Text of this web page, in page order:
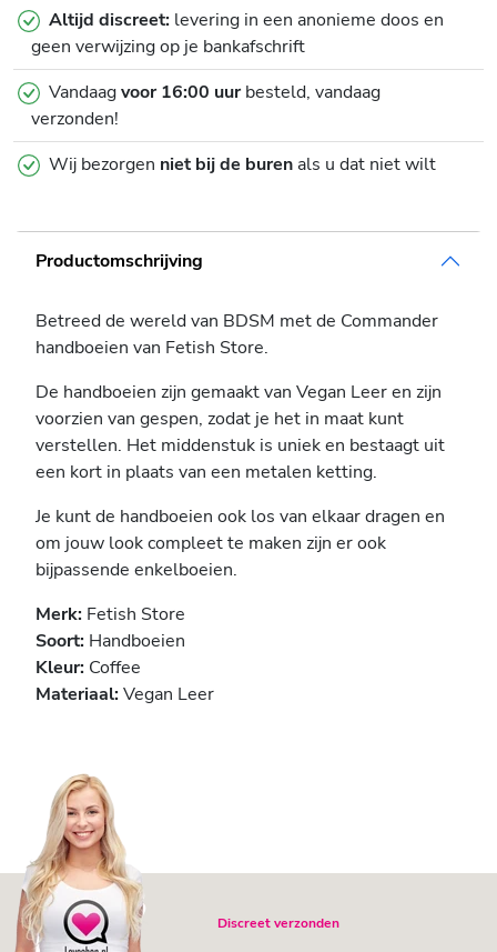
Altijd discreet: levering in een anonieme doos en
geen verwijzing op je bankafschrift
Vandaagvoor 16:00 uurbesteld, vandaag
verzonden!
Wij bezorgen niet bij de burenals u dat niet wilt
Productomschrijving
Betreed de wereld van BDSM met de Commander
handboeien van Fetish Store.
De handboeien zijn gemaakt van Vegan Leer en zijn
voorzien van gespen, zodat je het in maat kunt
verstellen. Het middenstuk is uniek en bestaagt uit
een kort in plaats van een metalen ketting.
Je kunt de handboeien ook los van elkaar dragen en
om jouw look compleet te maken zijn er ook
bijpassende enkelboeien.
Merk: Fetish Store
Soort: Handboeien
Kleur: Coffee
Materiaal:Vegan Leer
Discreet verzonden